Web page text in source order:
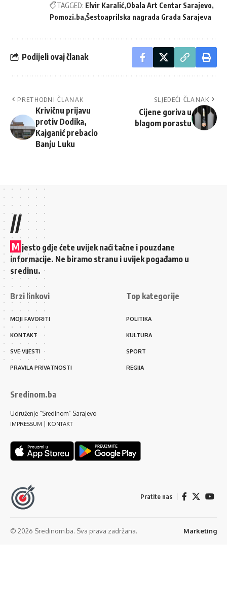
TAGGED: Elvir Karalić Obala Art Centar Sarajevo
Pomozi.ba Šestoaprilska nagrada Grada Sarajeva
Podijeli ovaj članak
PRETHODNI ČLANAK
Krivičnu prijavu
protiv Dodika,
Kajganić prebacio
Banju Luku
SLJEDEĆI ČLANAK
Cijene goriva u
blagom porastu
//
M jesto gdje ćete uvijek naći tačne i pouzdane
informacije. Ne biramo stranu i uvijek pogađamo u
sredinu.
Brzi linkovi
MOJI FAVORITI
KONTAKT
SVE VIJESTI
PRAVILA PRIVATNOSTI
Top kategorije
POLITIKA
KULTURA
SPORT
REGIJA
Sredinom.ba
Udruženje “Sredinom” Sarajevo
IMPRESSUM KONTAKT
Pratite nas
© 2026 Sredinom.ba. Sva prava zadržana. Marketing